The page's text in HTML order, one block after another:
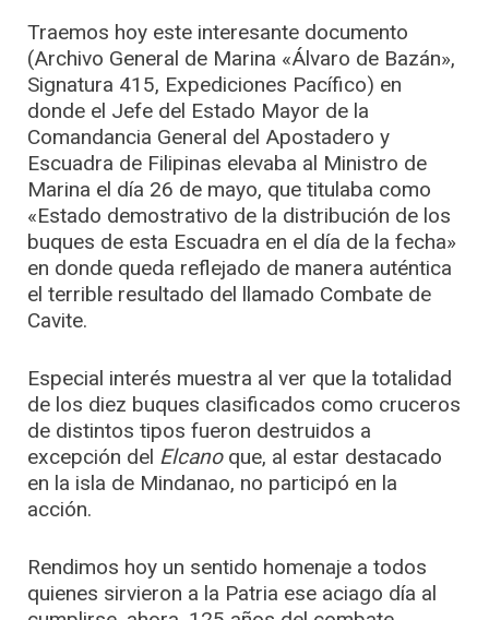
Traemos hoy este interesante documento
(Archivo General de Marina «Álvaro de Bazán»,
Signatura 415, Expediciones Pacífico) en
donde el Jefe del Estado Mayor de la
Comandancia General del Apostadero y
Escuadra de Filipinas elevaba al Ministro de
Marina el día 26 de mayo, que titulaba como
«Estado demostrativo de la distribución de los
buques de esta Escuadra en el día de la fecha»
en donde queda reflejado de manera auténtica
el terrible resultado del llamado Combate de
Cavite.
Especial interés muestra al ver que la totalidad
de los diez buques clasificados como cruceros
de distintos tipos fueron destruidos a
excepción del Elcano que, al estar destacado
en la isla de Mindanao, no participó en la
acción.
Rendimos hoy un sentido homenaje a todos
quienes sirvieron a la Patria ese aciago día al